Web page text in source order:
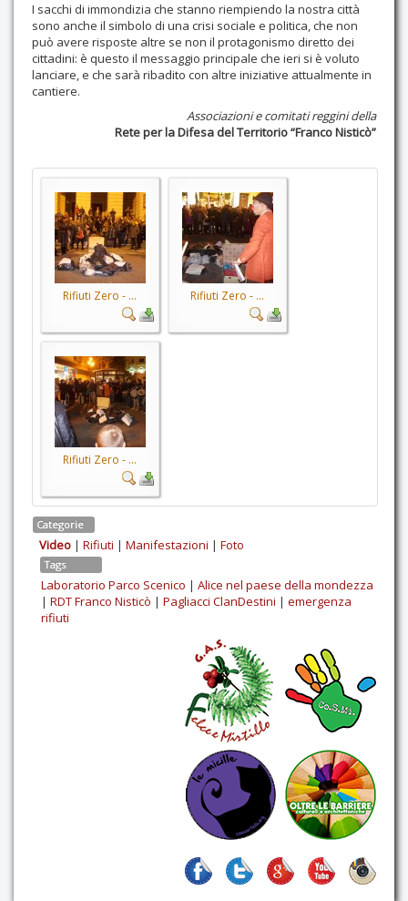
I sacchi di immondizia che stanno riempiendo la nostra città
sono anche il simbolo di una crisi sociale e politica, che non
può avere risposte altre se non il protagonismo diretto dei
cittadini: è questo il messaggio principale che ieri si è voluto
lanciare, e che sarà ribadito con altre iniziative attualmente in
cantiere.
Associazioni e comitati reggini della
Rete per la Difesa del Territorio “Franco Nisticò”
Rifiuti Zero - ... Rifiuti Zero - ...
Rifiuti Zero - ...
Categorie
Video | Rifiuti | Manifestazioni | Foto
Tags
Laboratorio Parco Scenico | Alice nel paese della mondezza
| RDT Franco Nisticò | Pagliacci ClanDestini | emergenza
rifiuti